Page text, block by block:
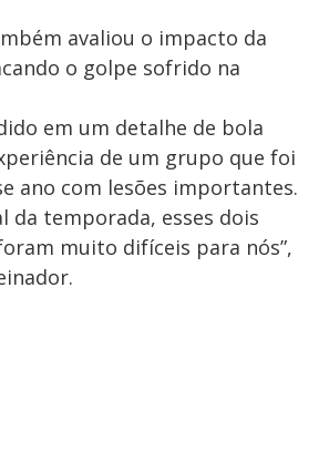
avaliou o impacto da
o golpe sofrido na
em um detalhe de bola
de um grupo que foi
ano com lesões importantes.
da temporada, esses dois
muito difíceis para nós”,